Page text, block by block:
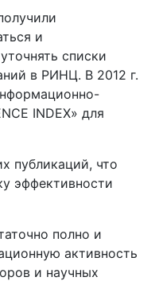
и
списки
в РИНЦ. В 2012 г.
INDEX» для
публикаций, что
эффективности
полно и
активность
и научных